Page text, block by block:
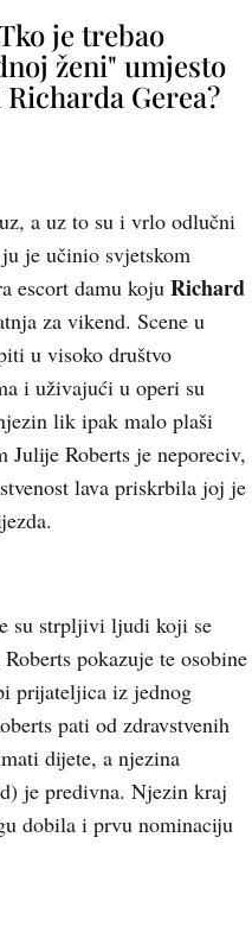
je trebao
ženi" umjesto
Gerea?
a uz to su i vrlo odlučni
je učinio svjetskom
escort damu koju Richard
za vikend. Scene u
u visoko društvo
i uživajući u operi su
lik ipak malo plaši
Roberts je neporeciv,
lava priskrbila joj je
su strpljivi ljudi koji se
pokazuje te osobine
prijateljica iz jednog
pati od zdravstvenih
dijete, a njezina
je predivna. Njezin kraj
dobila i prvu nominaciju